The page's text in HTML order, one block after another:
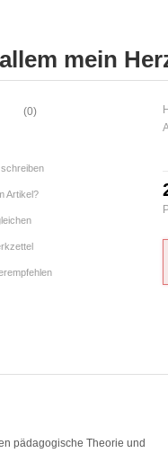
mein
(0)
Artikel?
pädagogische Theorie und